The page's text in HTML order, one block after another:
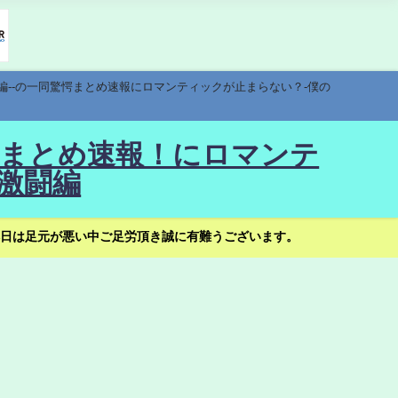
の一同驚愕まとめ速報にロマンティックが止まらない？-僕の
とめ速報！にロマンテ
闘編
足元が悪い中ご足労頂き誠に有難うございます。